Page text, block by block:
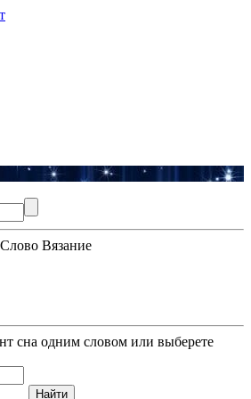
Слово Вязание
сна одним словом или выберете